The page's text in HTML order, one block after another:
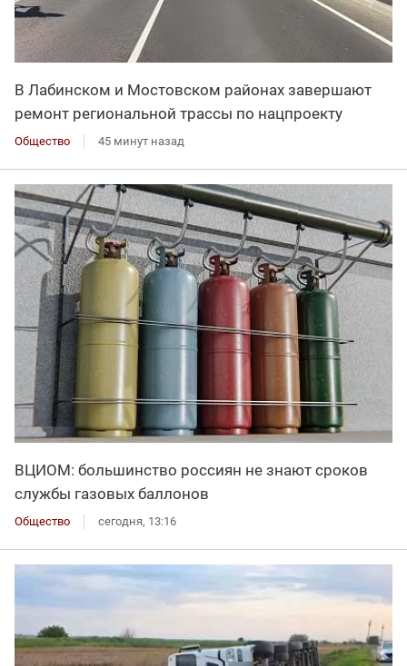
В Лабинском и Мостовском районах завершают
ремонт региональной трассы по нацпроекту
Общество 45 минут назад
ВЦИОМ: большинство россиян не знают сроков
службы газовых баллонов
Общество сегодня, 13:16